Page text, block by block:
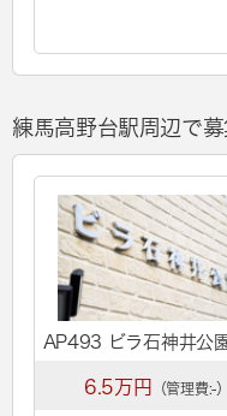
練馬高野台駅周辺で
AP493 ビラ石神井公
6.5万円 （管理費:-）